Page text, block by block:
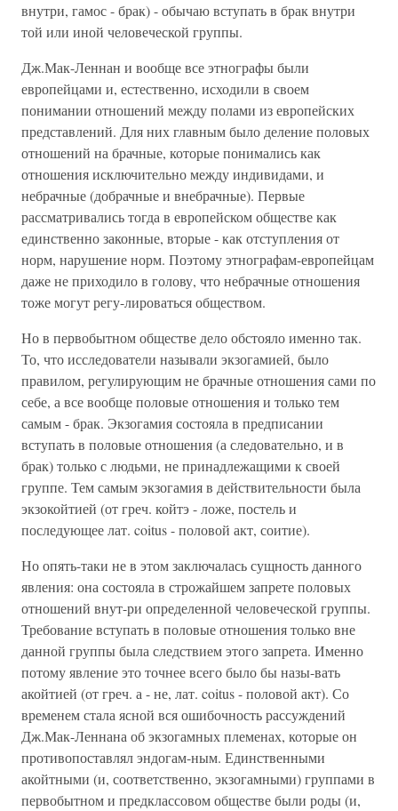
внутри, гамос - брак) - обычаю вступать в брак внутри
той или иной человеческой группы.
Дж.Мак-Леннан и вообще все этнографы были
европейцами и, естественно, исходили в своем
понимании отношений между полами из европейских
представлений. Для них главным было деление половых
отношений на брачные, которые понимались как
отношения исключительно между индивидами, и
небрачные (добрачные и внебрачные). Первые
рассматривались тогда в европейском обществе как
единственно законные, вторые - как отступления от
норм, нарушение норм. Поэтому этнографам-европейцам
даже не приходило в голову, что небрачные отношения
тоже могут регу-лироваться обществом.
Но в первобытном обществе дело обстояло именно так.
То, что исследователи называли экзогамией, было
правилом, регулирующим не брачные отношения сами по
себе, а все вообще половые отношения и только тем
самым - брак. Экзогамия состояла в предписании
вступать в половые отношения (а следовательно, и в
брак) только с людьми, не принадлежащими к своей
группе. Тем самым экзогамия в действительности была
экзокойтией (от греч. койтэ - ложе, постель и
последующее лат. coitus - половой акт, соитие).
Но опять-таки не в этом заключалась сущность данного
явления: она состояла в строжайшем запрете половых
отношений внут-ри определенной человеческой группы.
Требование вступать в половые отношения только вне
данной группы была следствием этого запрета. Именно
потому явление это точнее всего было бы назы-вать
акойтией (от греч. а - не, лат. coitus - половой акт). Со
временем стала ясной вся ошибочность рассуждений
Дж.Мак-Леннана об экзогамных племенах, которые он
противопоставлял эндогам-ным. Единственными
акойтными (и, соответственно, экзогамными) группами в
первобытном и предклассовом обществе были роды (и,